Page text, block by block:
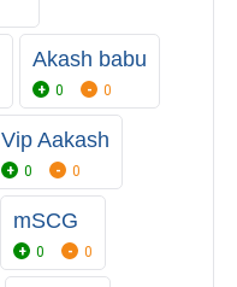
Akash babu
0 0
Vip Aakash
0 0
mSCG
0 0